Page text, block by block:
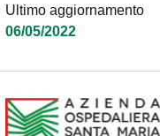
Ultimo aggiornamento
06/05/2022